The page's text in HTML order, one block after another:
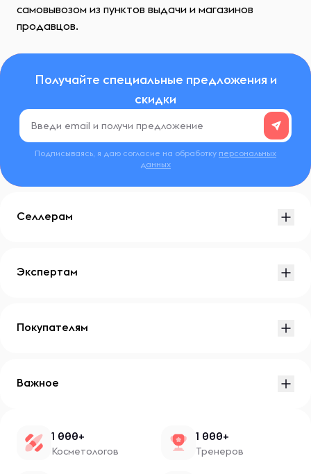
самовывозом из пунктов выдачи и магазинов
продавцов.
Получайте специальные предложения и
скидки
Подписываясь, я даю согласие на обработку персональных
данных
Селлерам
Экспертам
Покупателям
Важное
1 000+
Косметологов
1 000+
Тренеров